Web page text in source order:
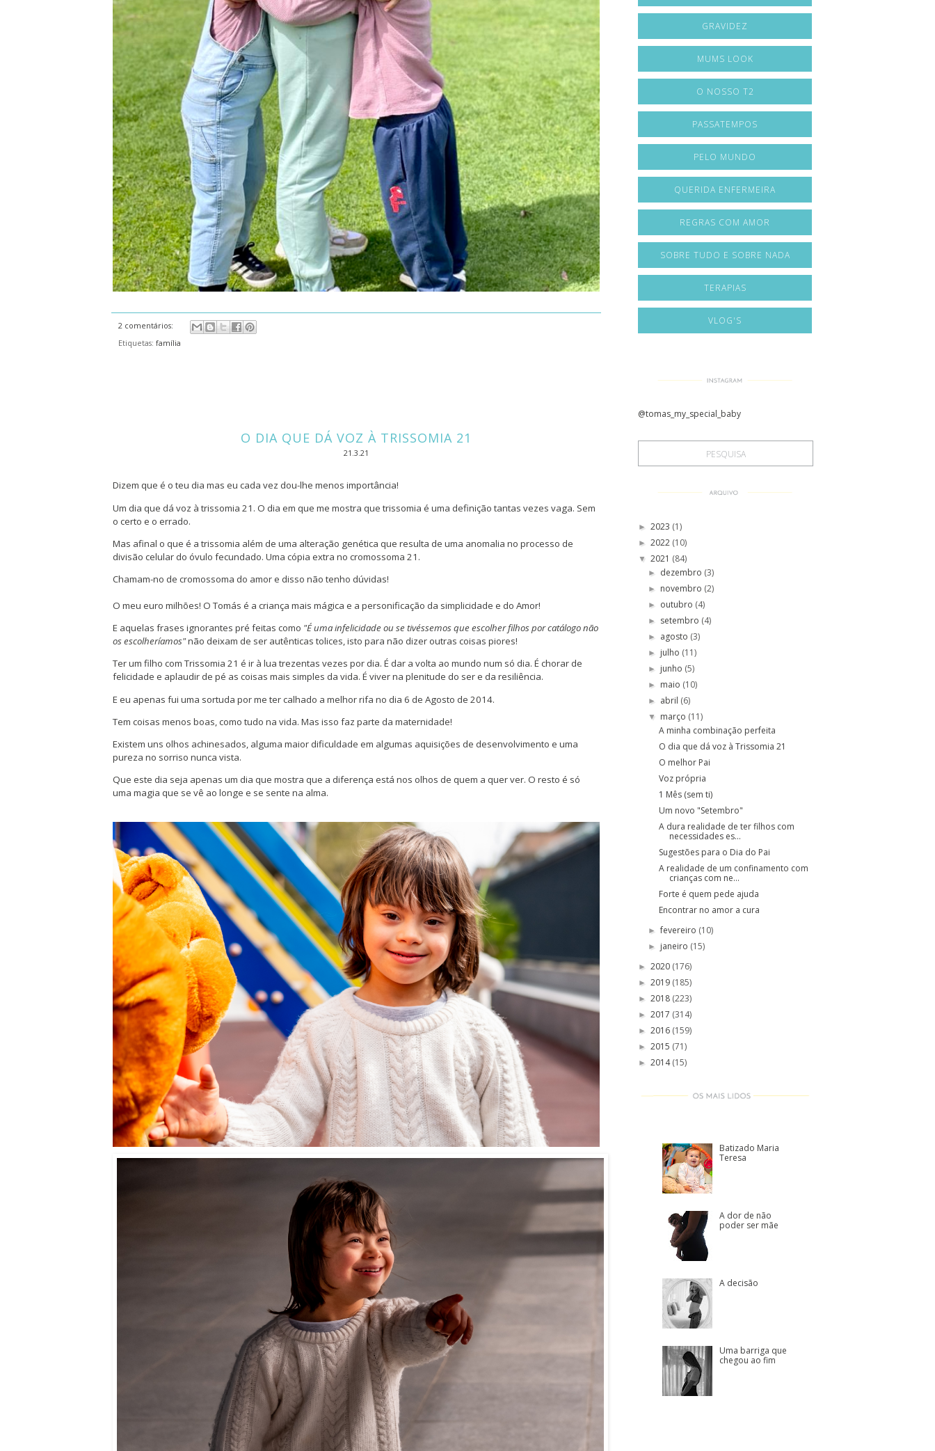
2 comentários:
Etiquetas: família
O DIA QUE DÁ VOZ À TRISSOMIA 21
21.3.21
Dizem que é o teu dia mas eu cada vez dou-lhe menos importância!
Um dia que dá voz à trissomia 21. O dia em que me mostra que trissomia é uma definição tantas vezes vaga. Sem
o certo e o errado.
Mas afinal o que é a trissomia além de uma alteração genética que resulta de uma anomalia no processo de
divisão celular do óvulo fecundado. Uma cópia extra no cromossoma 21.
Chamam-no de cromossoma do amor e disso não tenho dúvidas!
O meu euro milhões! O Tomás é a criança mais mágica e a personificação da simplicidade e do Amor!
E aquelas frases ignorantes pré feitas como "É uma infelicidade ou se tivéssemos que escolher filhos por catálogo não
os escolheríamos"não deixam de ser autênticas tolices, isto para não dizer outras coisas piores!
Ter um filho com Trissomia 21 é ir à lua trezentas vezes por dia. É dar a volta ao mundo num só dia. É chorar de
felicidade e aplaudir de pé as coisas mais simples da vida. É viver na plenitude do ser e da resiliência.
E eu apenas fui uma sortuda por me ter calhado a melhor rifa no dia 6 de Agosto de 2014.
Tem coisas menos boas, como tudo na vida. Mas isso faz parte da maternidade!
Existem uns olhos achinesados, alguma maior dificuldade em algumas aquisições de desenvolvimento e uma
pureza no sorriso nunca vista.
Que este dia seja apenas um dia que mostra que a diferença está nos olhos de quem a quer ver. O resto é só
uma magia que se vê ao longe e se sente na alma.
GRAVIDEZ
MUMS LOOK
O NOSSO T2
PASSATEMPOS
PELO MUNDO
QUERIDA ENFERMEIRA
REGRAS COM AMOR
SOBRE TUDO E SOBRE NADA
TERAPIAS
VLOG'S
@tomas_my_special_baby
► 2023 (1)
► 2022 (10)
▼ 2021 (84)
► dezembro (3)
► novembro (2)
► outubro (4)
► setembro (4)
► agosto (3)
► julho (11)
► junho (5)
► maio (10)
► abril (6)
▼ março (11)
A minha combinação perfeita
O dia que dá voz à Trissomia 21
O melhor Pai
Voz própria
1 Mês (sem ti)
Um novo "Setembro"
A dura realidade de ter filhos com
necessidades es...
Sugestões para o Dia do Pai
A realidade de um confinamento com
crianças com ne...
Forte é quem pede ajuda
Encontrar no amor a cura
►fevereiro (10)
► janeiro (15)
► 2020 (176)
► 2019 (185)
► 2018 (223)
► 2017 (314)
► 2016 (159)
► 2015 (71)
► 2014(15)
Batizado Maria
Teresa
A dor de não
poder ser mãe
A decisão
Uma barriga que
chegou ao fim